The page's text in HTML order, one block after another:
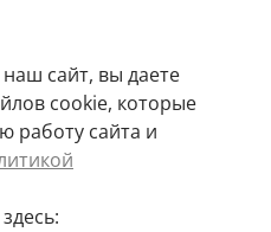
сайт, вы даете
cookie, которые
работу сайта и